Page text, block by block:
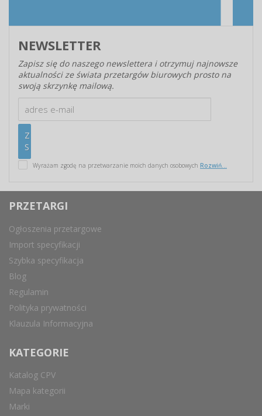
NEWSLETTER
Zapisz się do naszego newslettera i otrzymuj najnowsze
aktualności ze świata przetargów biurowych prosto na
swoją skrzynkę mailową.
Wyrażam zgodę na przetwarzanie moich danych osobowych Rozwiń...
PRZETARGI
Ogłoszenia przetargowe
Import specyfikacji
Szybka specyfikacja
Blog
Regulamin
Polityka prywatności
Klauzula Informacyjna
KATEGORIE
Katalog CPV
Mapa kategorii
Marki